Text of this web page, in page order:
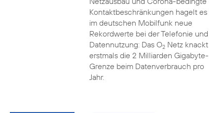
Kontaktbeschränkungen hagelt es
im deutschen Mobilfunk neue
Rekordwerte bei der Telefonie und
Datennutzung: Das O2Netz knackt
erstmals die 2 Milliarden Gigabyte-
Grenze beim Datenverbrauch pro
Jahr.